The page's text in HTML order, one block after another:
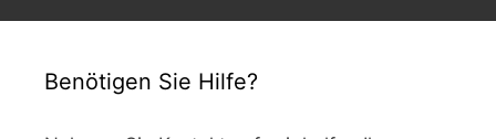
Benötigen Sie Hilfe?